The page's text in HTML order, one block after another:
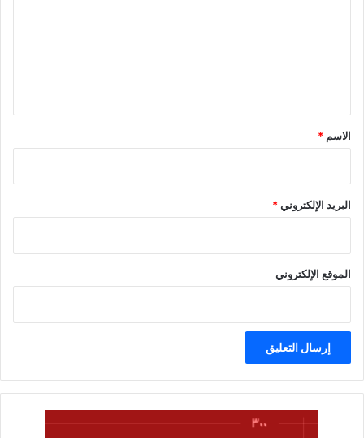
*
الاسم *
البريد الإلكتروني*
الموقع الإلكتروني